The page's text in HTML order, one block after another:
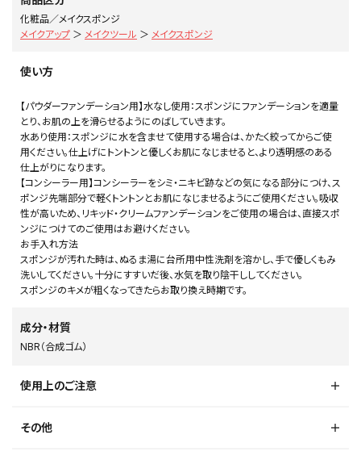
化粧品／メイクスポンジ
メイクアップ ＞ メイクツール ＞ メイクスポンジ
使い方
【パウダーファンデーション用】水なし使用：スポンジにファンデーションを適量
とり、お肌の上を滑らせるようにのばしていきます。
水あり使用：スポンジに水を含ませて使用する場合は、かたく絞ってからご使
用ください。仕上げにトントンと優しくお肌になじませると、より透明感のある
仕上がりになります。
【コンシーラー用】コンシーラーをシミ・ニキビ跡などの気になる部分につけ、ス
ポンジ先端部分で軽くトントンとお肌になじませるようにご使用ください。吸収
性が高いため、リキッド・クリームファンデーションをご使用の場合は、直接スポ
ンジにつけてのご使用はお避けください。
お手入れ方法
スポンジが汚れた時は、ぬるま湯に台所用中性洗剤を溶かし、手で優しくもみ
洗いしてください。十分にすすいだ後、水気を取り陰干ししてください。
スポンジのキメが粗くなってきたらお取り換え時期です。
成分・材質
NBR（合成ゴム）
使用上のご注意
その他